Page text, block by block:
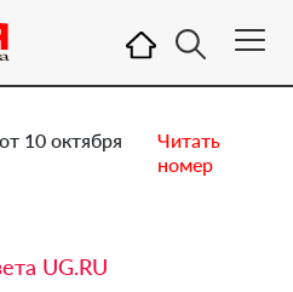
10 октября
Читать
номер
UG.RU